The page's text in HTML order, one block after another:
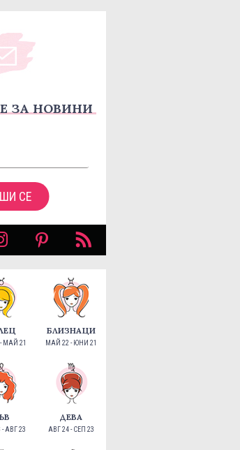
ЗА НОВИНИ
СЕ
МАЙ 21
БЛИЗНАЦИ
МАЙ 22 - ЮНИ 21
АВГ 23
ДЕВА
АВГ 24 - СЕП 23